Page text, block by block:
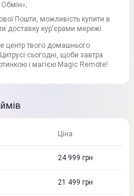
Пошти, можливість купити в
доставку кур'єрами мережі.
центр твого домашнього
сьогодні, щоби завтра
і магією Magic Remote!
Ціна
24 999 грн
21 499 грн